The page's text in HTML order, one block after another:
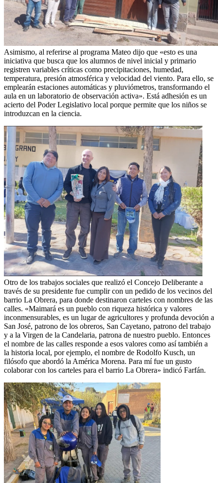
Asimismo, al referirse al programa Mateo dijo que «esto es una
iniciativa que busca que los alumnos de nivel inicial y primario
registren variables críticas como precipitaciones, humedad,
temperatura, presión atmosférica y velocidad del viento. Para ello, se
emplearán estaciones automáticas y pluviómetros, transformando el
aula en un laboratorio de observación activa». Está adhesión es un
acierto del Poder Legislativo local porque permite que los niños se
introduzcan en la ciencia.
Otro de los trabajos sociales que realizó el Concejo Deliberante a
través de su presidente fue cumplir con un pedido de los vecinos del
barrio La Obrera, para donde destinaron carteles con nombres de las
calles. «Maimará es un pueblo con riqueza histórica y valores
inconmensurables, es un lugar de agricultores y profunda devoción a
San José, patrono de los obreros, San Cayetano, patrono del trabajo
y a la Virgen de la Candelaria, patrona de nuestro pueblo. Entonces
el nombre de las calles responde a esos valores como así también a
la historia local, por ejemplo, el nombre de Rodolfo Kusch, un
filósofo que abordó la América Morena. Para mí fue un gusto
colaborar con los carteles para el barrio La Obrera» indicó Farfán.